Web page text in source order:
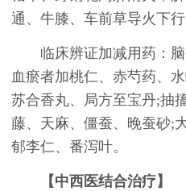
通、牛膝、车前草导火下
临床辨证加减用药：脑
血瘀者加桃仁、赤芍药、
苏合香丸、局方至宝丹;抽
藤、天麻、僵蚕、晚蚕砂;
郁李仁、番泻叶。
【中西医结合治疗】